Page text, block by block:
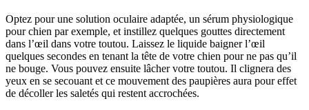
Optez pour une solution oculaire adaptée, un sérum physiologique
pour chien par exemple, et instillez quelques gouttes directement
dans l’œil dans votre toutou. Laissez le liquide baigner l’œil
quelques secondes en tenant la tête de votre chien pour ne pas qu’il
ne bouge. Vous pouvez ensuite lâcher votre toutou. Il clignera des
yeux en se secouant et ce mouvement des paupières aura pour effet
de décoller les saletés qui restent accrochées.